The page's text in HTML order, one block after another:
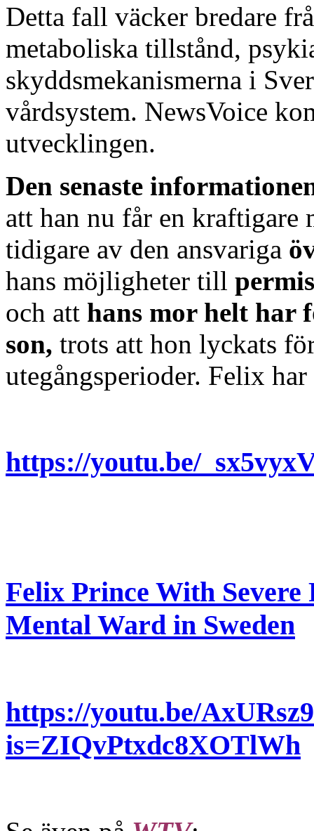
Detta fall väcker bredare
metaboliska tillstånd,
skyddsmekanismerna i
vårdsystem. NewsVoice
utvecklingen.
Den senaste
att han nu får en kraftigare
tidigare av den ansvariga
hans möjligheter till
och att hans mor helt har
son, trots att hon lyckats
utegångsperioder. Felix
https://youtu.be/
Felix Prince With
Mental Ward in Sweden
https://youtu.be/
is=ZIQvPtxdc8XOTlWh